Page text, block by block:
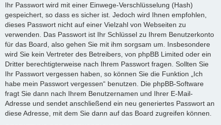
Ihr Passwort wird mit einer Einwege-Verschlüsselung (Hash)
gespeichert, so dass es sicher ist. Jedoch wird Ihnen empfohlen,
dieses Passwort nicht auf einer Vielzahl von Webseiten zu
verwenden. Das Passwort ist Ihr Schlüssel zu Ihrem Benutzerkonto
für das Board, also gehen Sie mit ihm sorgsam um. Insbesondere
wird Sie kein Vertreter des Betreibers, von phpBB Limited oder ein
Dritter berechtigterweise nach Ihrem Passwort fragen. Sollten Sie
Ihr Passwort vergessen haben, so können Sie die Funktion „Ich
habe mein Passwort vergessen“ benutzen. Die phpBB-Software
fragt Sie dann nach Ihrem Benutzernamen und Ihrer E-Mail-
Adresse und sendet anschließend ein neu generiertes Passwort an
diese Adresse, mit dem Sie dann auf das Board zugreifen können.